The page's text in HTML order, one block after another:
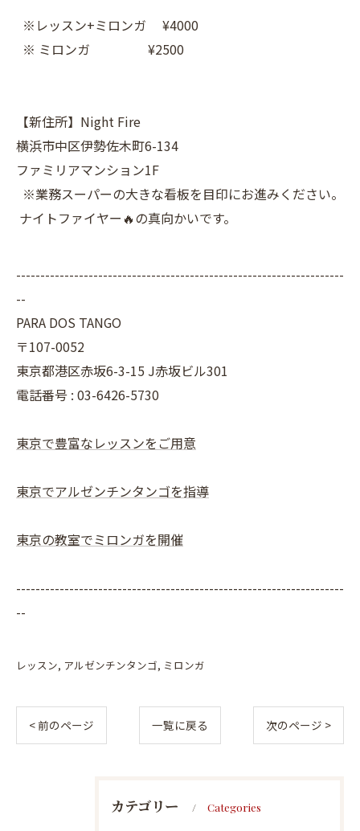
※レッスン+ミロンガ ¥4000
※ ミロンガ ¥2500
【新住所】Night Fire
横浜市中区伊勢佐木町6-134
ファミリアマンション1F
※業務スーパーの大きな看板を目印にお進みください。
ナイトファイヤー🔥の真向かいです。
--------------------------------------------------------------------
--
PARA DOS TANGO
〒107-0052
東京都港区赤坂6-3-15 J赤坂ビル301
電話番号 : 03-6426-5730
東京で豊富なレッスンをご用意
東京でアルゼンチンタンゴを指導
東京の教室でミロンガを開催
--------------------------------------------------------------------
--
レッスン アルゼンチンタンゴ ミロンガ
< 前のページ 一覧に戻る 次のページ >
カテゴリー Categories